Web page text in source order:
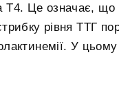
Т4. Це означає, що
рівня ТТГ
У